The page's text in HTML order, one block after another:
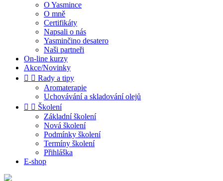
O Yasmince
O mně
Certifikáty
Napsali o nás
Yasminčino desatero
Naši partneři
On-line kurzy
Akce/Novinky
  Rady a tipy
Aromaterapie
Uchovávání a skladování olejů
  Školení
Základní školení
Nová školení
Podmínky školení
Termíny školení
Přihláška
E-shop